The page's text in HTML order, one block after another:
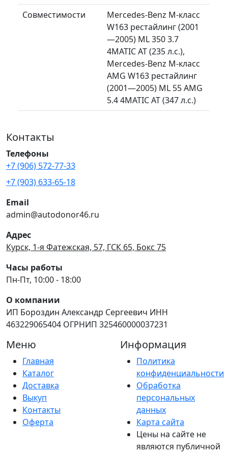
Совместимости
Mercedes-Benz M-класс
W163 рестайлинг (2001
—2005) ML 350 3.7
4MATIC AT (235 л.с.),
Mercedes-Benz M-класс
AMG W163 рестайлинг
(2001—2005) ML 55 AMG
5.4 4MATIC AT (347 л.с.)
Контакты
Телефоны
+7 (906) 572-77-33
+7 (903) 633-65-18
Email
admin@autodonor46.ru
Адрес
Курск, 1-я Фатежская, 57, ГСК 65, Бокс 75
Часы работы
Пн-Пт, 10:00 - 18:00
О компании
ИП Бороздин Александр Сергеевич ИНН
463229065404 ОГРНИП 325460000037231
Меню
Главная
Каталог
Доставка
Выкуп
Контакты
Оферта
Информация
Политика
конфиденциальности
Обработка
персональных
данных
Карта сайта
Цены на сайте не
являются публичной